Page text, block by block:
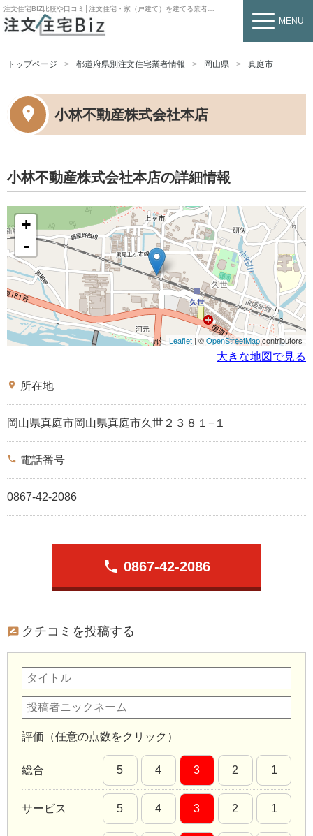
注文住宅BIZ比較や口コミ│注文住宅・家（戸建て）を建てる業者を探すなら
MENU
トップページ 都道府県別注文住宅業者情報 岡山県 真庭市
小林不動産株式会社本店
小林不動産株式会社本店の詳細情報
+
-
Leaflet | ©OpenStreetMapcontributors
大きな地図で見る
place 所在地
岡山県真庭市岡山県真庭市久世２３８１−１
phone 電話番号
0867-42-2086
phone 0867-42-2086
クチコミを投稿する
評価（任意の点数をクリック）
総合 5 4 3 2 1
サービス 5 4 3 2 1